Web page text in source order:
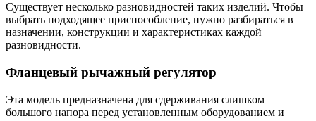
Существует несколько разновидностей таких изделий. Чтобы
выбрать подходящее приспособление, нужно разбираться в
назначении, конструкции и характеристиках каждой
разновидности.
Фланцевый рычажный регулятор
Эта модель предназначена для сдерживания слишком
большого напора перед установленным оборудованием и